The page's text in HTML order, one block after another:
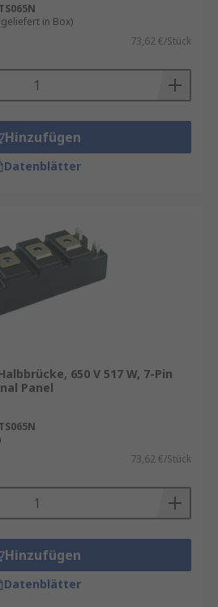
in Box)
73,62 €/Stück
Hinzufügen
Datenblätter
650 V 517 W, 7-Pin
Panel
73,62 €/Stück
Hinzufügen
Datenblätter